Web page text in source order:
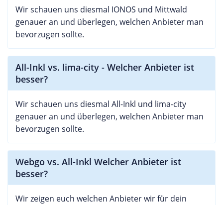
Wir schauen uns diesmal IONOS und Mittwald
genauer an und überlegen, welchen Anbieter man
bevorzugen sollte.
All-Inkl vs. lima-city - Welcher Anbieter ist
besser?
Wir schauen uns diesmal All-Inkl und lima-city
genauer an und überlegen, welchen Anbieter man
bevorzugen sollte.
Webgo vs. All-Inkl Welcher Anbieter ist
besser?
Wir zeigen euch welchen Anbieter wir für dein